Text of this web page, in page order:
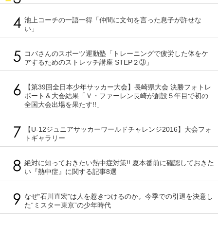
池上コーチの一語一得「仲間に文句を言った息子が許せな
い」
コバさんのスポーツ運動塾「トレーニングで疲労した体をケ
アするためのストレッチ講座 STEP２③」
【第39回全日本少年サッカー大会】長崎県大会 決勝フォトレ
ポート＆大会結果「Ｖ・ファーレン長崎が創設５年目で初の
全国大会出場を果たす!!」
【U-12ジュニアサッカーワールドチャレンジ2016】大会フォ
トギャラリー
絶対に知っておきたい熱中症対策!! 夏本番前に確認しておきた
い『熱中症』に関する記事8選
なぜ“石川直宏”は人を惹きつけるのか。今季での引退を決意し
た“ミスター東京”の少年時代